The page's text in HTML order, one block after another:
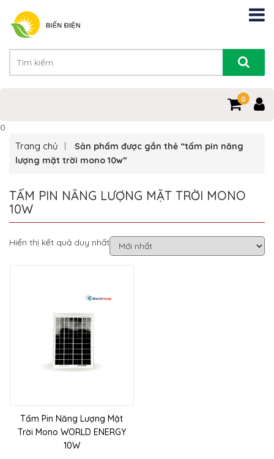
0
0
Trang chủ
Sản phẩm được gắn thẻ “tấm pin năng
lượng mặt trời mono 10w”
TẤM PIN NĂNG LƯỢNG MẶT TRỜI MONO
10W
Hiển thị kết quả duy nhất
Tấm Pin Năng Lượng Mặt
Trời Mono WORLD ENERGY
10W